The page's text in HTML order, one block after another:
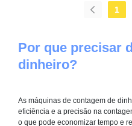
1
Por que precisar
dinheiro?
As máquinas de contagem de
eficiência e a precisão na
o que pode economizar tempo e